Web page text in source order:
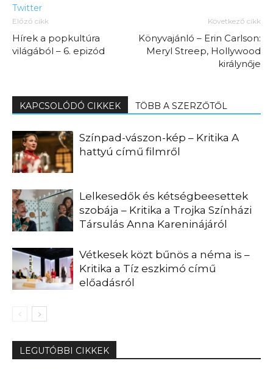
Twitter
Előző cikk
Hírek a popkultúra
világából – 6. epizód
Következő cikk
Könyvajánló – Erin Carlson:
Meryl Streep, Hollywood
királynője
KAPCSOLÓDÓ CIKKEK TÖBB A SZERZŐTŐL
Színpad-vászon-kép – Kritika A
hattyú című filmről
Lelkesedők és kétségbeesettek
szobája – Kritika a Trojka Színházi
Társulás Anna Kareninájáról
Vétkesek közt bűnös a néma is –
Kritika a Tíz eszkimó című
előadásról
LEGUTÓBBI CIKKEK